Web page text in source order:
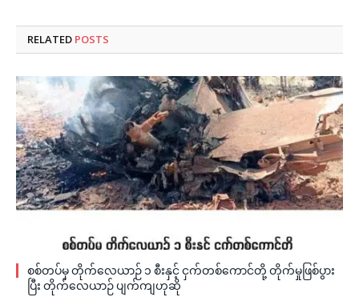
RELATED POSTS
စစ်တပ်မှ တိုက်လေယာဉ် ၁ စီးနှင့် ငှက်တစ်ကောင်တို့ တိုက်မှုဖြစ်ပွား
ပြီး တိုက်လေယာဉ် ပျက်ကျဟုဆို